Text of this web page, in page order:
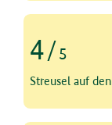
4/5
Schritt 4 von 5
Streusel auf